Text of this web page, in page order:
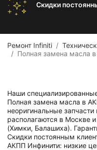
Скидки
Ремонт Infiniti
Полная замена масла
Наши
Полная замена масла в
неоригинальные
располагаются в Москве
(Химки, Балашиха).
Скидки постоянным
АКПП Инфинити: низкие